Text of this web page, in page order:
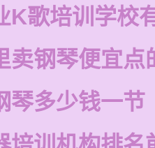
K歌培训学校
卖钢琴便宜点
琴多少钱一节